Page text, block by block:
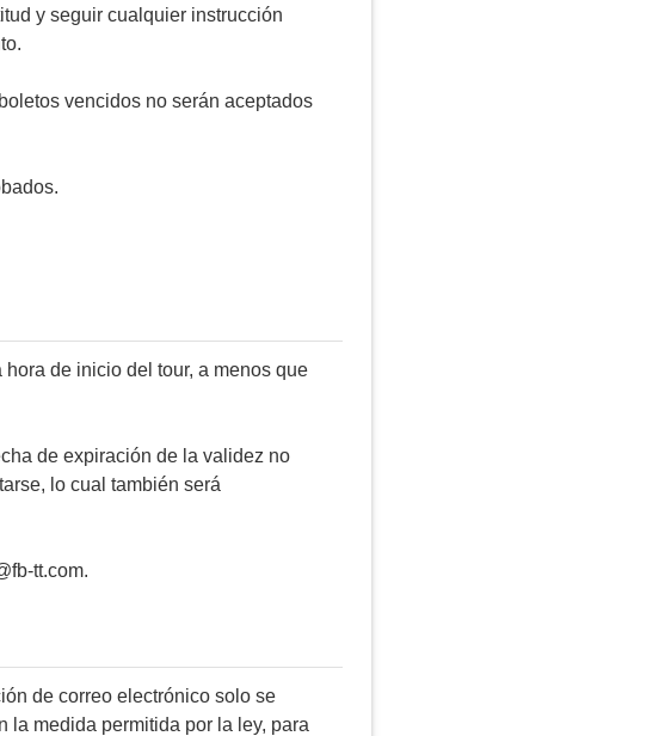
y seguir cualquier instrucción
vencidos no serán aceptados
de inicio del tour, a menos que
de expiración de la validez no
lo cual también será
tt.com.
de correo electrónico solo se
la medida permitida por la ley, para